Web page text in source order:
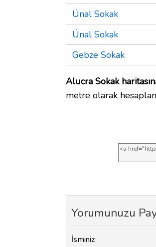
Ünal Sokak
Ünal Sokak
Gebze Sokak
Alucra Sokak
metre olarak
Yorumunuzu
İsminiz